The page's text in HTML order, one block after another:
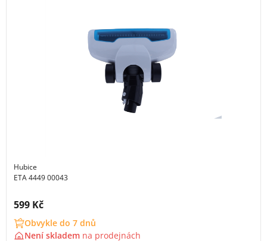
Hubice
ETA 4449 00043
Cena s DPH:
599 Kč
Obvykle do 7 dnů
Není skladem na prodejnách